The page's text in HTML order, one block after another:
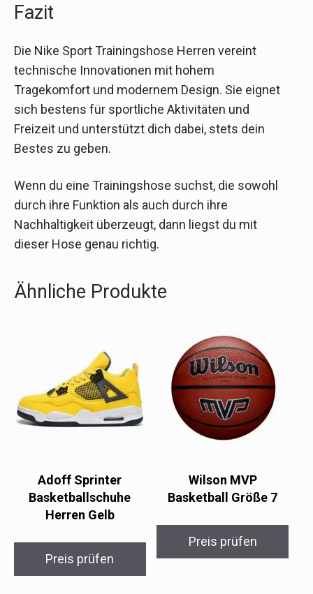
Fazit
Die Nike Sport Trainingshose Herren vereint
technische Innovationen mit hohem
Tragekomfort und modernem Design. Sie eignet
sich bestens für sportliche Aktivitäten und
Freizeit und unterstützt dich dabei, stets dein
Bestes zu geben.
Wenn du eine Trainingshose suchst, die sowohl
durch ihre Funktion als auch durch ihre
Nachhaltigkeit überzeugt, dann liegst du mit
dieser Hose genau richtig.
Ähnliche Produkte
Adoff Sprinter
Basketballschuhe
Herren Gelb
Preis prüfen
Wilson MVP
Basketball Größe 7
Preis prüfen